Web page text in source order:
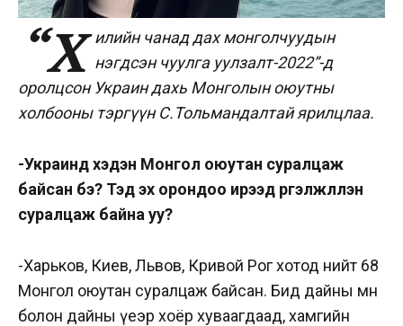
“Х илийн чанад дах монголчуудын
нэгдсэн чуулга уулзалт-2022”-д
оролцсонУкраин дахь Монголын оюутны
холбооны тэргүүн С.Тольмандалтай ярилцлаа.
-Украинд хэдэн Монгол оюутан суралцаж
байсан бэ? Тэд эх орондоо ирээд үргэлжлүүлэн
суралцаж байна уу?
-Харьков, Киев, Львов, Кривой Рог хотод нийт 68
Монгол оюутан суралцаж байсан. Бид дайны өмнө
болон дайны үеэр хоёр хуваагдаад, хамгийн